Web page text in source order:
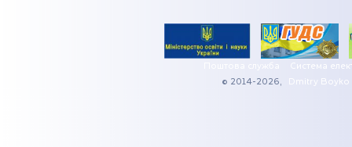
Поштова служба
Система
© 2014-2026,
Dmitry Boyko